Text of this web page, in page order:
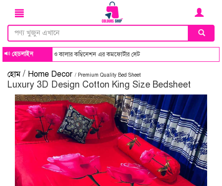
হেডলাইন
ডিজাইন ও কালার কম্বিনেশন এর কমফোর্টার সেট
হোম / Home Decor / Premium Quality Bed Sheet
Luxury 3D Design Cotton King Size Bedsheet